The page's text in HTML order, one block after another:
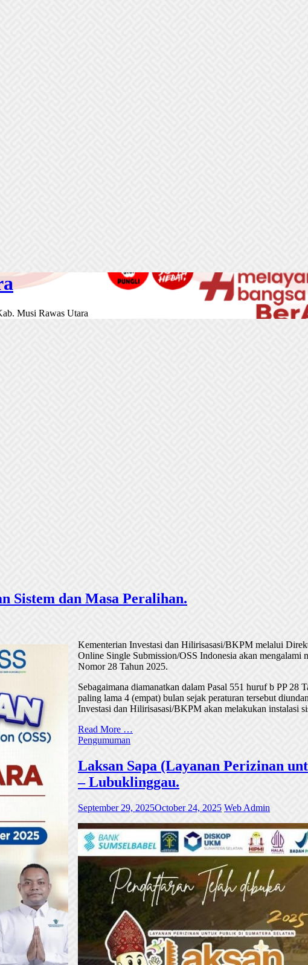
Musi Rawas Utara
Sistem dan Masa Peralihan.
Kementerian Investasi dan Hilirisasasi/BKPM melalui
Online Single Submission/OSS Indonesia akan mengalami
Nomor 28 Tahun 2025.
Sebagaimana diamanatkan dalam Pasal 551 huruf b PP 28
paling lama 4 (empat) bulan sejak peraturan tersebut
Investasi dan Hilirisasasi/BKPM akan melakukan instalasi
Read More …
Pengumuman
Laksan Sapa (Layanan Perizinan
– Lubuklinggau.
September 29, 2025October 24, 2025 Web Admin